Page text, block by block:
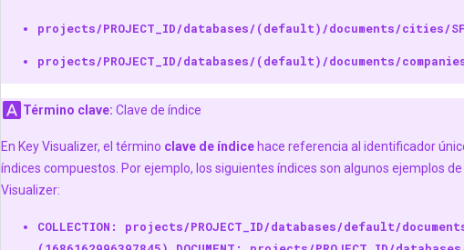
projects/PROJECT_ID/databases/(default)/documents/cities/SF
projects/PROJECT_ID/databases/(default)/documents/companies/
Término clave: Clave de índice
En Key Visualizer, el término clave de índice hace referencia al identificador
índices compuestos. Por ejemplo, los siguientes índices son algunos ejemplos
Visualizer:
COLLECTION: projects/PROJECT_ID/databases/default/